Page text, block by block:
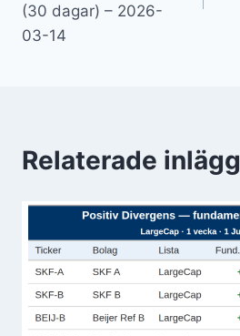
(30 dagar) – 2026-
03-14
Relaterade inlägg